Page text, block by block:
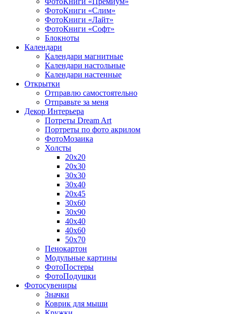
ФотоКниги «Слим»
ФотоКниги «Лайт»
ФотоКниги «Софт»
Блокноты
Календари
Календари магнитные
Календари настольные
Календари настенные
Открытки
Отправлю самостоятельно
Отправьте за меня
Декор Интерьера
Потреты Dream Art
Портреты по фото акрилом
ФотоМозаика
Холсты
20х20
20х30
30х30
30х40
20х45
30х60
30х90
40х40
40х60
50х70
Пенокартон
Модульные картины
ФотоПостеры
ФотоПодушки
Фотоcувениры
Значки
Коврик для мыши